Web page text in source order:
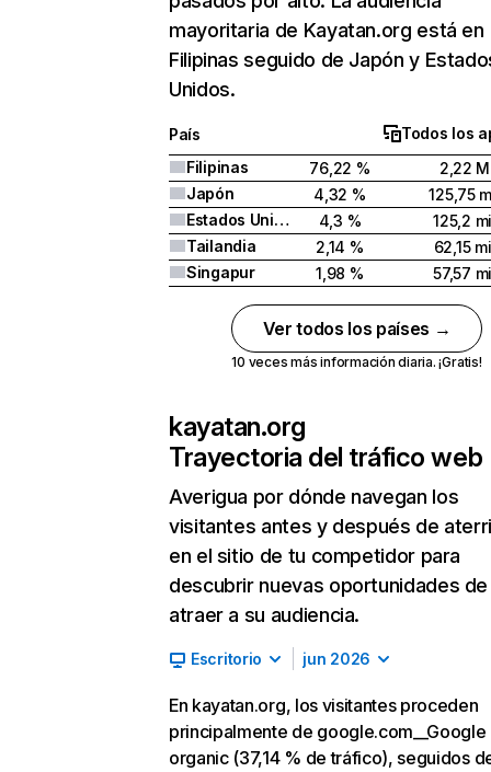
mayoritaria de Kayatan.org está en
Filipinas seguido de Japón y
Unidos.
País
Todos los
Filipinas
76,22 %
2,22 M
Japón
4,32 %
125,75
Estados Unidos
4,3 %
125,2
Tailandia
2,14 %
62,15
Singapur
1,98 % 57,57
Ver todos los países →
10 veces más información diaria. ¡Gratis!
kayatan.org
Trayectoria del tráfico web
Averigua por dónde navegan los
visitantes antes y después de
en el sitio de tu competidor para
descubrir nuevas oportunidades de
atraer a su audiencia.
Escritorio jun 2026
En kayatan.org, los visitantes proceden
principalmente de google.com__Google
organic (37,14 % de tráfico), seguidos